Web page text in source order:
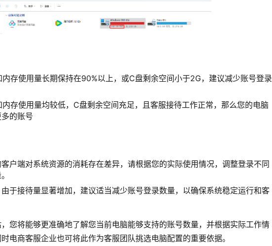
存使用量长期保持在90%以上，或C盘剩余空间小于2G，建议减少账号登录
存使用量均较低，C盘剩余空间充足，且客服接待工作正常，那么您的电脑
的账号
户端对系统资源的消耗存在差异，请根据您的实际使用情况，调整登录不同
于接待量显著增加，建议适当减少账号登录数量，以确保系统稳定运行和客
您将能够更准确地了解您当前电脑能够支持的账号数量，并根据实际工作情
电商客服企业也可将此作为客服团队挑选电脑配置的重要依据。